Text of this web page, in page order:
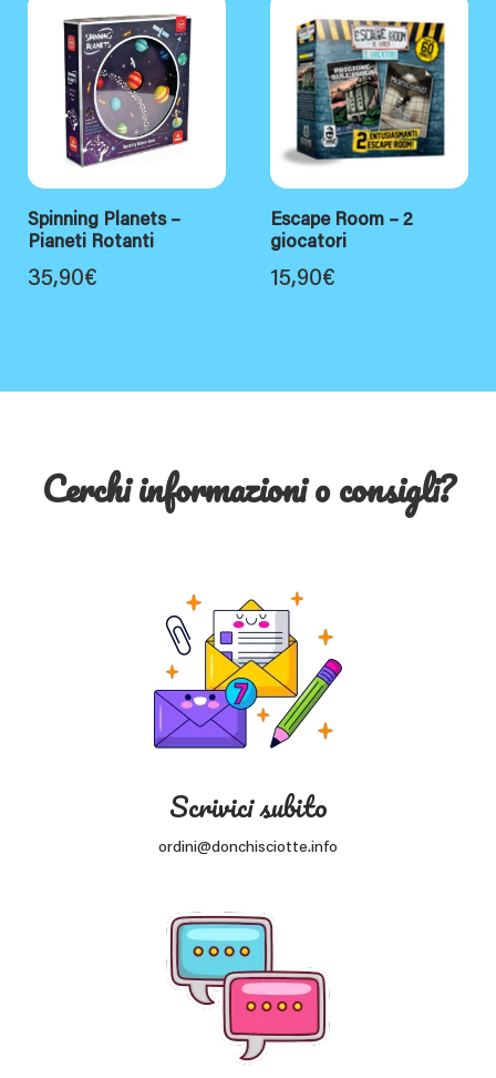
Spinning Planets –
Pianeti Rotanti
35,90€
Escape Room – 2
giocatori
15,90€
Cerchi informazioni o consigli?
Scrivici subito
ordini@donchisciotte.info